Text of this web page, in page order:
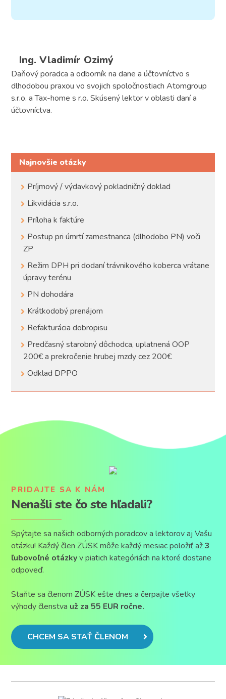
Ing. Vladimír Ozimý
Daňový poradca a odborník na dane a účtovníctvo s
dlhodobou praxou vo svojich spoločnostiach Atomgroup
s.r.o. a Tax-home s r.o. Skúsený lektor v oblasti daní a
účtovníctva.
Najnovšie otázky
Príjmový / výdavkový pokladničný doklad
Likvidácia s.r.o.
Príloha k faktúre
Postup pri úmrtí zamestnanca (dlhodobo PN) voči
ZP
Režim DPH pri dodaní trávnikového koberca vrátane
úpravy terénu
PN dohodára
Krátkodobý prenájom
Refakturácia dobropisu
Predčasný starobný dôchodca, uplatnená OOP
200€ a prekročenie hrubej mzdy cez 200€
Odklad DPPO
PRIDAJTE SA K NÁM
Nenašli ste čo ste hľadali?
Spýtajte sa našich odborných poradcov a lektorov aj Vašu
otázku! Každý člen ZÚSK môže každý mesiac položiť až3
ľubovoľné otázkyv piatich kategóriách na ktoré dostane
odpoveď.
Staňte sa členom ZÚSK ešte dnes a čerpajte všetky
výhody členstva už za 55 EUR ročne.
CHCEM SA STAŤ ČLENOM